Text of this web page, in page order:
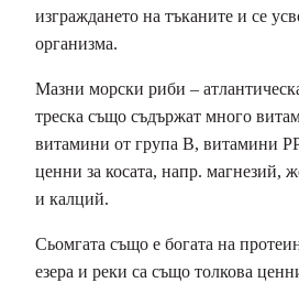
изграждането на тъканите и се
организма.
Мазни морски риби –
треска също съдържат много
витамини от група В, витамини
ценни за косата, напр. магнезий,
и калций.
Сьомгата също е богата на
езера и реки са също толкова